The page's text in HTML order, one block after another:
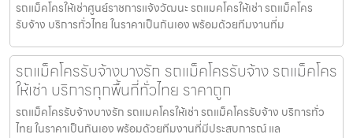
รถแม็คโครให้เช่าศูนย์ราชการแจ้งวัฒนะ รถแมคโครให้เช่า รถแม็คโคร
รับจ้าง บริการทั่วไทย ในราคาเป็นกันเอง พร้อมด้วยทีมงานที่ม
รถแม็คโครรับจ้างบางรัก รถแม็คโครรับจ้าง รถแม็คโคร
ให้เช่า บริการทุกพื้นที่ทั่วไทย ราคาถูก
รถแม็คโครรับจ้างบางรัก รถแมคโครให้เช่า รถแม็คโครรับจ้าง บริการทั่ว
ไทย ในราคาเป็นกันเอง พร้อมด้วยทีมงานที่มีประสบการณ์ แล